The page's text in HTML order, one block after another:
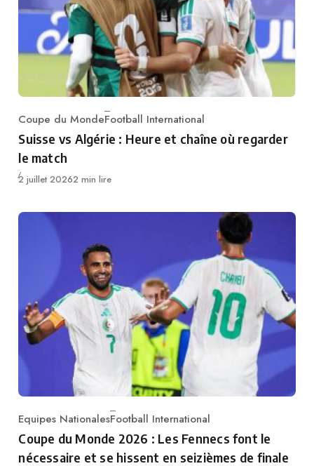
Category
Coupe du MondeFootball International
Suisse vs Algérie : Heure et chaîne où regarder
le match
Publié
2 juillet 20262 min lire
Category
Equipes NationalesFootball International
Coupe du Monde 2026 : Les Fennecs font le
nécessaire et se hissent en seizièmes de finale